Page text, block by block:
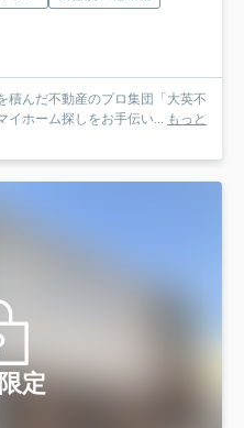
積んだ不動産のプロ集団「大英不
イホーム探しをお手伝い... もっと
定